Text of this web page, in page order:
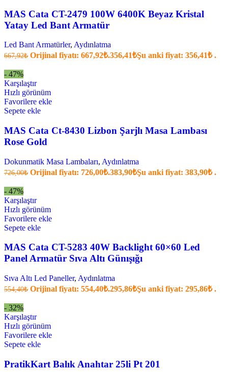
MAS Cata CT-2479 100W 6400K Beyaz Kristal
Yatay Led Bant Armatür
Led Bant Armatürler, Aydınlatma
667,92₺ Orijinal fiyatı: 667,92₺.356,41₺Şu anki fiyat: 356,41₺ .
- 47%
Karşılaştır
Hızlı görünüm
Favorilere ekle
Sepete ekle
MAS Cata Ct-8430 Lizbon Şarjlı Masa Lambası
Rose Gold
Dokunmatik Masa Lambaları, Aydınlatma
726,00₺ Orijinal fiyatı: 726,00₺.383,90₺Şu anki fiyat: 383,90₺ .
- 47%
Karşılaştır
Hızlı görünüm
Favorilere ekle
Sepete ekle
MAS Cata CT-5283 40W Backlight 60×60 Led
Panel Armatür Sıva Altı Günışığı
Sıva Altı Led Paneller, Aydınlatma
554,40₺ Orijinal fiyatı: 554,40₺.295,86₺Şu anki fiyat: 295,86₺ .
- 32%
Karşılaştır
Hızlı görünüm
Favorilere ekle
Sepete ekle
PratikKart Balık Anahtar 25li Pt 201